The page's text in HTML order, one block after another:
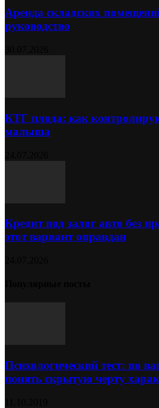
Аренда складских
руководство
КТГ плода: как
малыша
Кредит под залог авто без
этот вариант оправдан
Психологический тест: по
понять скрытую черту